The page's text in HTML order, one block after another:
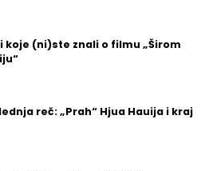
koje (ni)ste znali o filmu „Širom
reč: „Prah“ Hjua Hauija i kraj